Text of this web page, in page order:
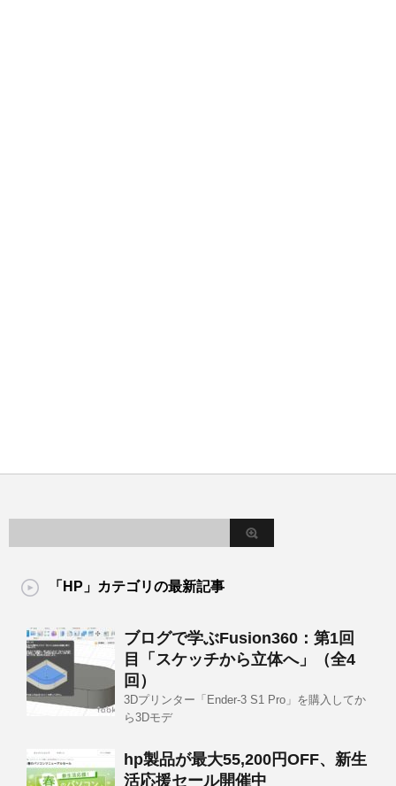
「HP」カテゴリの最新記事
ブログで学ぶFusion360：第1回
目「スケッチから立体へ」（全4
回）
3Dプリンター「Ender-3 S1 Pro」を購入してか
ら3Dモデ
hp製品が最大55,200円OFF、新生
活応援セール開催中